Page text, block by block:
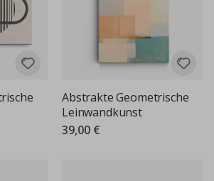
Abstrakte Geometrische
Leinwandkunst
39,00 €